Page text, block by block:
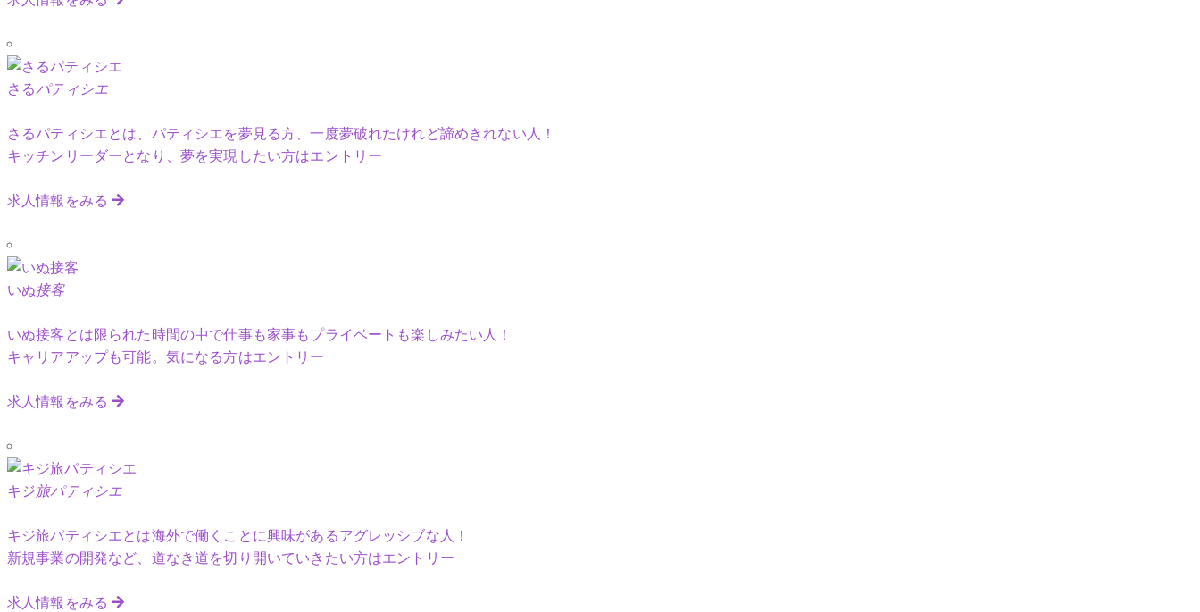
さるパティシエ
さるパティシエとは、パティシエを夢見る方、一度夢破れたけれど諦めきれない人！
キッチンリーダーとなり、夢を実現したい方はエントリー
求人情報をみる
いぬ接客
いぬ接客とは限られた時間の中で仕事も家事もプライベートも楽しみたい人！
キャリアアップも可能。気になる方はエントリー
求人情報をみる
キジ旅パティシエ
キジ旅パティシエとは海外で働くことに興味があるアグレッシブな人！
新規事業の開発など、道なき道を切り開いていきたい方はエントリー
求人情報をみる